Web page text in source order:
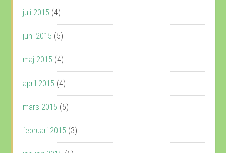
juli 2015 (4)
juni 2015 (5)
maj 2015 (4)
april 2015 (4)
mars 2015 (5)
februari 2015 (3)